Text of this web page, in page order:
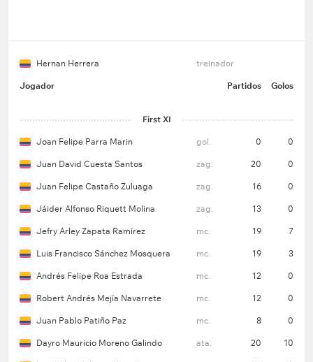
Hernan Herrera treinador
Jogador Partidos Golos
First XI
Joan Felipe Parra Marin gol. 0 0
Juan David Cuesta Santos zag. 20 0
Juan Felipe Castaño Zuluaga zag. 16 0
Jáider Alfonso Riquett Molina zag. 13 0
Jefry Arley Zapata Ramírez mc. 19 7
Luis Francisco Sánchez Mosquera mc. 19 3
Andrés Felipe Roa Estrada mc. 12 0
Robert Andrés Mejía Navarrete mc. 12 0
Juan Pablo Patiño Paz mc. 8 0
Dayro Mauricio Moreno Galindo ata. 20 10